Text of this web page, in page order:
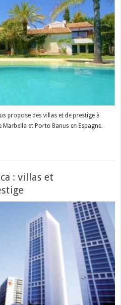
propose des villas et de prestige à
et Porto Banus en Espagne.
: villas et